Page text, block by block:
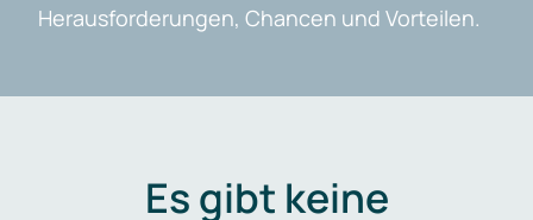
Herausforderungen, Chancen und Vorteilen.
Es gibt keine